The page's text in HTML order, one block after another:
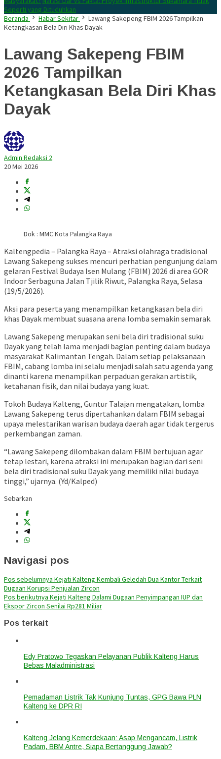
Seperti yang Dituduhkan
Beranda
Habar Sekitar
Lawang Sakepeng FBIM 2026 Tampilkan
Ketangkasan Bela Diri Khas Dayak
Lawang Sakepeng FBIM
2026 Tampilkan
Ketangkasan Bela Diri Khas
Dayak
Admin Redaksi 2
20 Mei 2026
Dok : MMC Kota Palangka Raya
Kaltengpedia – Palangka Raya – Atraksi olahraga tradisional
Lawang Sakepeng sukses mencuri perhatian pengunjung dalam
gelaran Festival Budaya Isen Mulang (FBIM) 2026 di area GOR
Indoor Serbaguna Jalan Tjilik Riwut, Palangka Raya, Selasa
(19/5/2026).
Aksi para peserta yang menampilkan ketangkasan bela diri
khas Dayak membuat suasana arena lomba semakin semarak.
Lawang Sakepeng merupakan seni bela diri tradisional suku
Dayak yang telah lama menjadi bagian penting dalam budaya
masyarakat Kalimantan Tengah. Dalam setiap pelaksanaan
FBIM, cabang lomba ini selalu menjadi salah satu agenda yang
dinanti karena menampilkan perpaduan gerakan artistik,
ketahanan fisik, dan nilai budaya yang kuat.
Tokoh Budaya Kalteng, Guntur Talajan mengatakan, lomba
Lawang Sakepeng terus dipertahankan dalam FBIM sebagai
upaya melestarikan warisan budaya daerah agar tidak tergerus
perkembangan zaman.
“Lawang Sakepeng dilombakan dalam FBIM bertujuan agar
tetap lestari, karena atraksi ini merupakan bagian dari seni
bela diri tradisional suku Dayak yang memiliki nilai budaya
tinggi,” ujarnya. (Yd/Kalped)
Sebarkan
Navigasi pos
Pos sebelumnya Kejati Kalteng Kembali Geledah Dua Kantor Terkait
Dugaan Korupsi Penjualan Zircon
Pos berikutnya Kejati Kalteng Dalami Dugaan Penyimpangan IUP dan
Ekspor Zircon Senilai Rp281 Miliar
Pos terkait
Edy Pratowo Tegaskan Pelayanan Publik Kalteng Harus
Bebas Maladministrasi
Pemadaman Listrik Tak Kunjung Tuntas, GPG Bawa PLN
Kalteng ke DPR RI
Kalteng Jelang Kemerdekaan: Asap Mengancam, Listrik
Padam, BBM Antre, Siapa Bertanggung Jawab?